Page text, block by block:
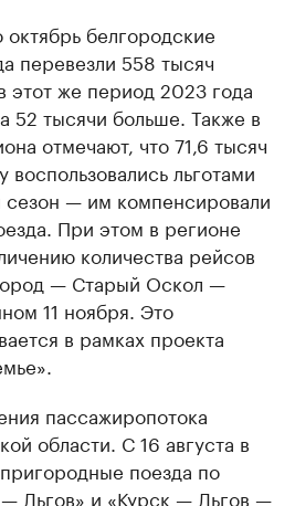
белгородские
перевезли 558 тысяч
этот же период 2023 года
52 тысячи больше. Также в
отмечают, что 71,6 тысяч
воспользовались льготами
сезон — им компенсировали
При этом в регионе
количества рейсов
— Старый Оскол —
11 ноября. Это
в рамках проекта
пассажиропотока
области. С 16 августа в
поезда по
Льгов» и «Курск — Льгов —